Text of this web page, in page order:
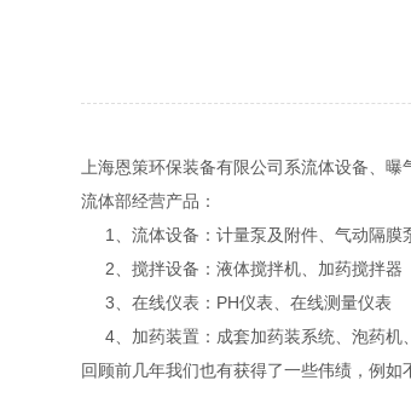
上海恩策环保装备有限公司系流体设备、
流体部经营产品：
1、流体设备：计量泵及附件、气动隔膜
2、搅拌设备：液体搅拌机、加药搅拌器
3、在线仪表：PH仪表、在线测量仪表
4、加药装置：成套加药装系统、泡药机
回顾前几年我们也有获得了一些伟绩，例